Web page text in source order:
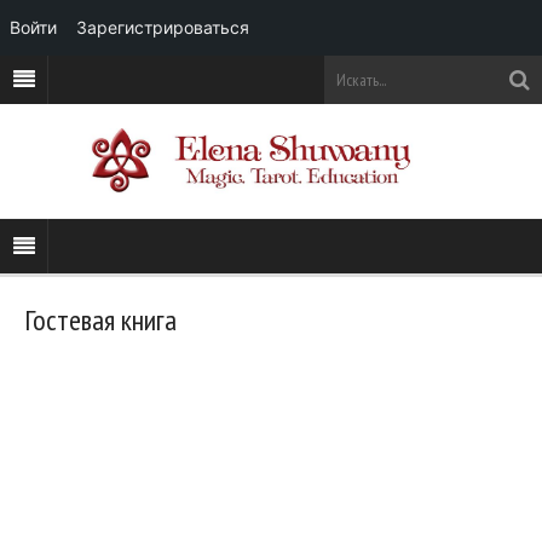
Гостевая книга
Войти Зарегистрироваться